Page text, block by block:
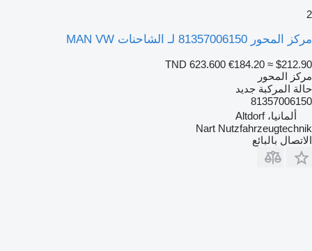
2
مركز المحور 81357006150 لـ الشاحنات MAN VW
TND 623.600 €184.20 ≈ $212.90
مركز المحور
حالة المركبة جديد
81357006150
ألمانيا، Altdorf
Nart Nutzfahrzeugtechnik
الاتصال بالبائع